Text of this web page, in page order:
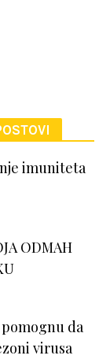
imuniteta
ODMAH
da
virusa